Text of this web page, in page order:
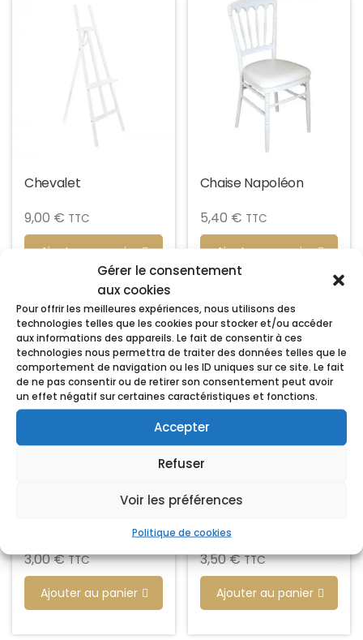
Gérer le consentement
aux cookies
Pour offrir les meilleures expériences, nous utilisons des
technologies telles que les cookies pour stocker et/ou accéder
aux informations des appareils. Le fait de consentir à ces
technologies nous permettra de traiter des données telles que le
comportement de navigation ou les ID uniques sur ce site. Le fait
de ne pas consentir ou de retirer son consentement peut avoir
un effet négatif sur certaines caractéristiques et fonctions.
Accepter
Refuser
Voir les préférences
Politique de cookies
Chevalet
9,00 € TTC
Ajouter au panier
Chaise Napoléon
5,40 € TTC
Ajouter au panier
Chandelier Anuya
3,00€ TTC
Ajouter au panier
Chandelier Tizita 2
pièces
3,50€ TTC
Ajouter au panier